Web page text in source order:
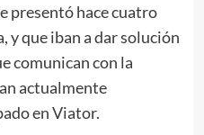
presentó hace cuatro
y que iban a dar solución
comunican con la
actualmente
en Viator.